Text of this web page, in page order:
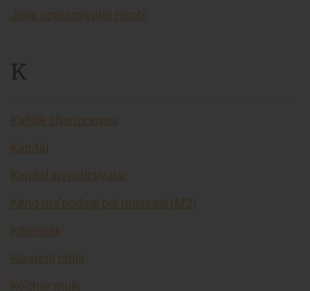
Joriy operatsiyalar hisobi
K
Kafillik shartnomasi
Kapital
Kapital investitsiyalar
Keng ma’nodagi pul massasi (M2)
Kiber-risk
Klasterli tahlil
Ko’char mulk